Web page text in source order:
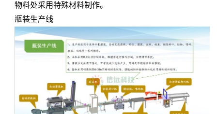
物料处采用特殊材料制作。
瓶装生产线